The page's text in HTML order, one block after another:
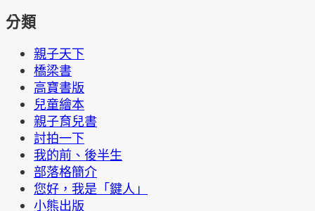
分類
親子天下
橋梁書
高寶書版
兒童繪本
親子育兒書
討拍一下
我的前、後半生
部落格簡介
您好，我是「鍵人」
小熊出版